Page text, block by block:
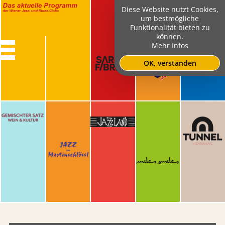
Diese Website nutzt Cookies,
um bestmögliche
Funktionalität bieten zu
können.
Mehr Infos
OK, verstanden